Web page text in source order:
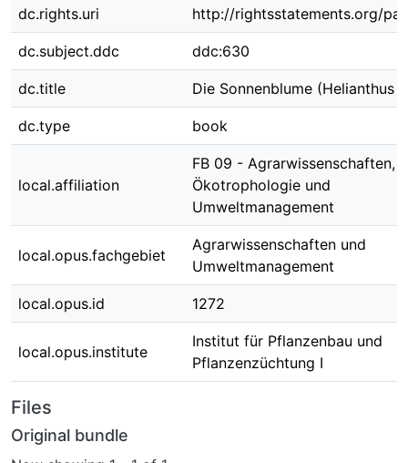
dc.rights.uri http://rightsstatements.org/
dc.subject.ddc ddc:630
dc.title Die Sonnenblume (Helianthus
dc.type book
local.affiliation
FB 09 - Agrarwissenschaften,
Ökotrophologie und
Umweltmanagement
local.opus.fachgebiet
Agrarwissenschaften und
Umweltmanagement
local.opus.id 1272
local.opus.institute
Institut für Pflanzenbau und
Pflanzenzüchtung I
Files
Original bundle